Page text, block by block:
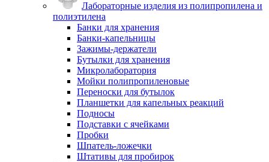
Лабораторные изделия из полипропилена и
полиэтилена
Банки для хранения
Банки-капельницы
Зажимы-держатели
Бутылки для хранения
Микролаборатория
Мойки полипропиленовые
Переноски для бутылок
Планшетки для капельных реакций
Подносы
Подставки с ячейками
Пробки
Шпатель-ложечки
Штативы для пробирок